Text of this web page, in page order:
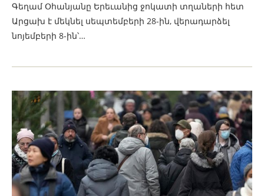
Գեղամ Օհանյանը Երեւանից ջոկատի տղաների հետ
Արցախ է մեկնել սեպտեմբերի 28-ին, վերադարձել
նոյեմբերի 8-ին՝…